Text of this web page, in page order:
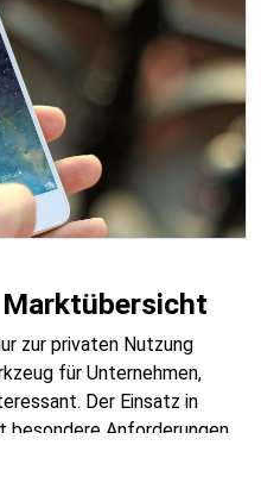
zur privaten Nutzung
für Unternehmen,
Der Einsatz in
Anforderungen